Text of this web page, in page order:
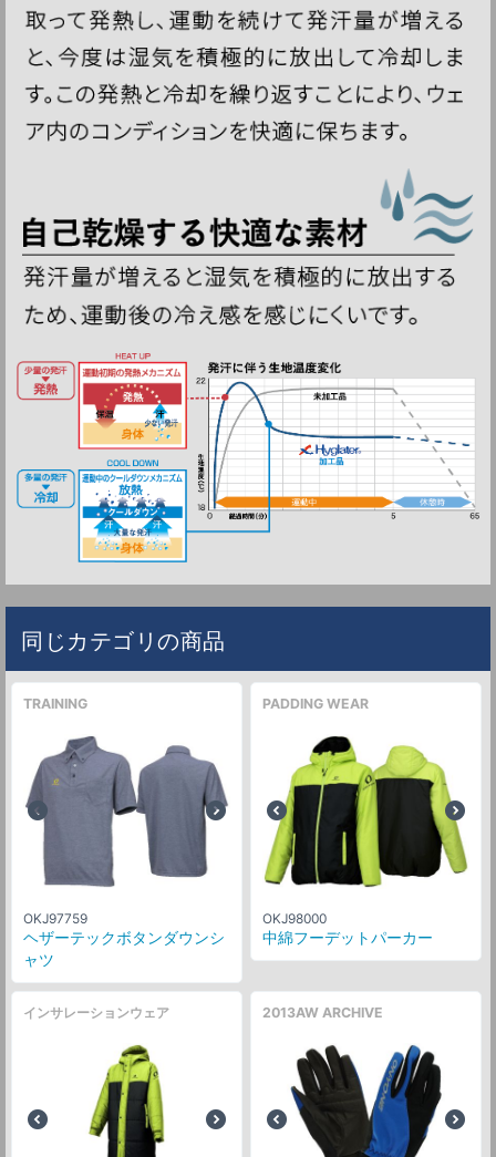
同じカテゴリの商品
TRAINING
OKJ97759
ヘザーテックボタンダウンシ
ャツ
PADDING WEAR
OKJ98000
中綿フーデットパーカー
インサレーションウェア 2013AW ARCHIVE